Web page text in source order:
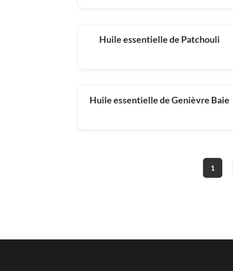
Huile essentielle de Patchouli
Huile essentielle de Genièvre Baie
1